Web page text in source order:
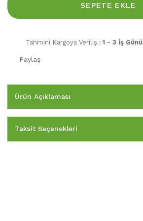
SEPETE EKLE
Tahmini Kargoya Veriliş : 1 - 3 İş Günü
Paylaş
Ürün Açıklaması
Taksit Seçenekleri